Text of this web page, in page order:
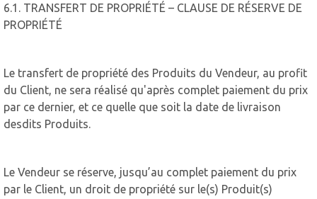
6.1. TRANSFERT DE PROPRIÉTÉ – CLAUSE DE RÉSERVE DE
PROPRIÉTÉ
Le transfert de propriété des Produits du Vendeur, au profit
du Client, ne sera réalisé qu'après complet paiement du prix
par ce dernier, et ce quelle que soit la date de livraison
desdits Produits.
Le Vendeur se réserve, jusqu’au complet paiement du prix
par le Client, un droit de propriété sur le(s) Produit(s)